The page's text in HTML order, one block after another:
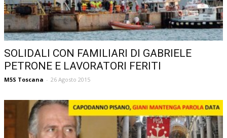
SOLIDALI CON FAMILIARI DI GABRIELE
PETRONE E LAVORATORI FERITI
M5S Toscana - 26 Agosto 2015